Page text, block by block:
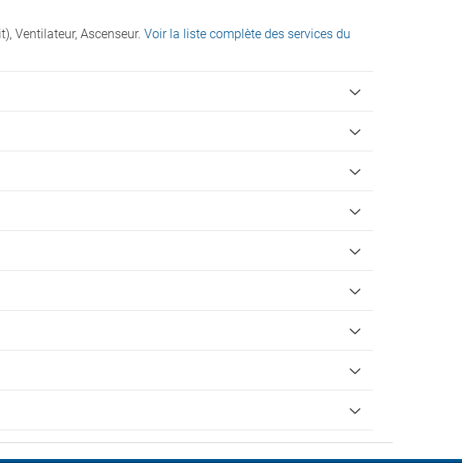
Ventilateur, Ascenseur. Voir la liste complète des services du